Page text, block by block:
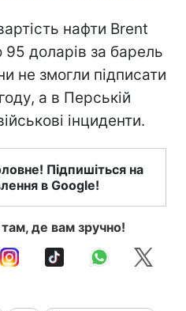
нафти Brent
доларів за барель
не змогли підписати
а в Перській
інциденти.
Підпишіться на
в Google!
де вам зручно!